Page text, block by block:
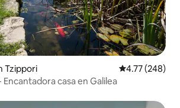
Tzippori Calificación
4.77 (248)
casa en Galilea